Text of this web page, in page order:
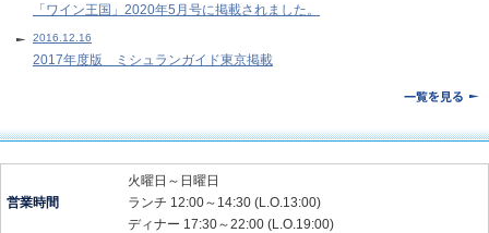
「ワイン王国」2020年5月号に掲載されました。
2016.12.16
2017年度版 ミシュランガイド東京掲載
営業時間
火曜日～日曜日
ランチ 12:00～14:30 (L.O.13:00)
ディナー 17:30～22:00 (L.O.19:00)